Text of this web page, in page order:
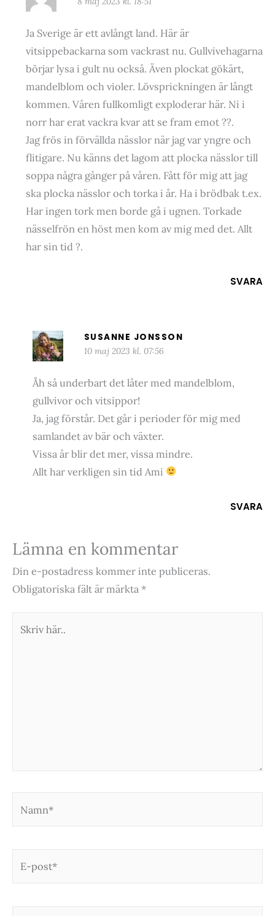
Ja Sverige är ett avlångt land. Här är
vitsippebackarna som vackrast nu. Gullvivehagarna
börjar lysa i gult nu också. Även plockat gökärt,
mandelblom och violer. Lövsprickningen är långt
kommen. Våren fullkomligt exploderar här. Ni i
norr har erat vackra kvar att se fram emot ??.
Jag frös in förvällda nässlor när jag var yngre och
flitigare. Nu känns det lagom att plocka nässlor till
soppa några gånger på våren. Fått för mig att jag
ska plocka nässlor och torka i år. Ha i brödbak t.ex.
Har ingen tork men borde gå i ugnen. Torkade
nässelfrön en höst men kom av mig med det. Allt
har sin tid ?.
SVARA
SUSANNE JONSSON
10 maj 2023 kl. 07:56
Åh så underbart det låter med mandelblom,
gullvivor och vitsippor!
Ja, jag förstår. Det går i perioder för mig med
samlandet av bär och växter.
Vissa år blir det mer, vissa mindre.
Allt har verkligen sin tid Ami
SVARA
Lämna en kommentar
Din e-postadress kommer inte publiceras.
Obligatoriska fält är märkta *
post*